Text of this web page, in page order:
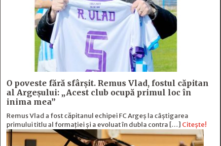
O poveste fără sfârşit. Remus Vlad, fostul căpitan
al Argeşului: „Acest club ocupă primul loc în
inima mea”
Remus Vlad a fost căpitanul echipei FC Argeș la câștigarea
primului titlu al formației și a evoluat în dubla contra […] Citește!